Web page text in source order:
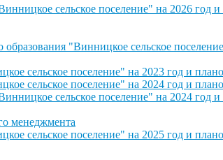
сельское поселение" на 2026 год и
"Винницкое сельское
сельское поселение" на 2023 год и
сельское поселение" на 2024 год и
сельское поселение" на 2024 год и
менеджмента
сельское поселение" на 2025 год и